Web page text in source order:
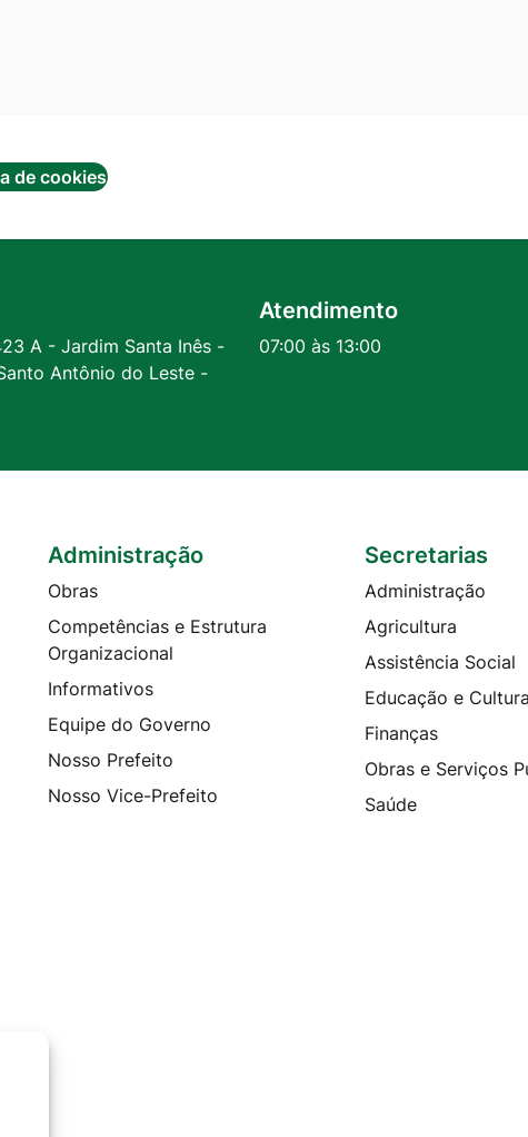
de cookies
A - Jardim Santa Inês -
Antônio do Leste -
Atendimento
07:00 às 13:00
Administração
Obras
Competências e Estrutura
Organizacional
Informativos
Equipe do Governo
Nosso Prefeito
Nosso Vice-Prefeito
Secretarias
Administração
Agricultura
Assistência Social
Educação e Cultura
Finanças
Obras e Serviços
Saúde